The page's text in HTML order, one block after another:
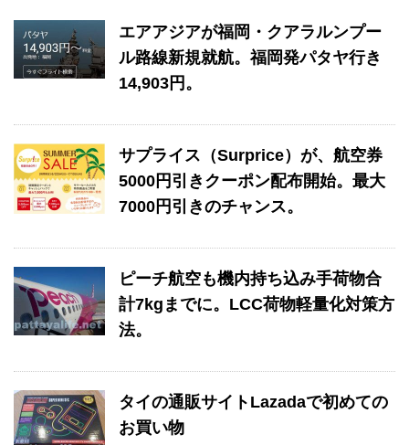
エアアジアが福岡・クアラルンプー
ル路線新規就航。福岡発パタヤ行き
14,903円。
サプライス（Surprice）が、航空券
5000円引きクーポン配布開始。最大
7000円引きのチャンス。
ピーチ航空も機内持ち込み手荷物合
計7kgまでに。LCC荷物軽量化対策方
法。
タイの通販サイトLazadaで初めての
お買い物